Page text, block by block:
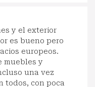
y el exterior
es bueno pero
europeos.
muebles y
una vez
todos, con poca